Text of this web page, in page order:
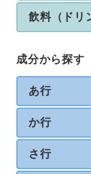
飲料（ドリ
成分から探す
あ行
か行
さ行